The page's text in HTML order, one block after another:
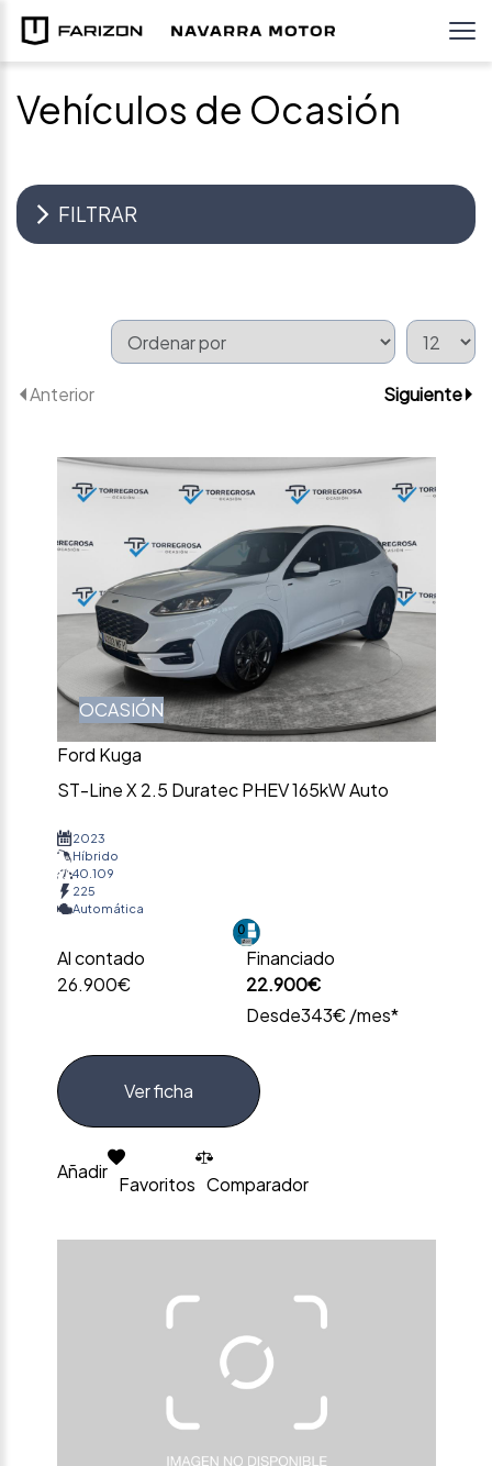
Vehículos de Ocasión
FILTRAR
Anterior Siguiente
OCASIÓN
Ford Kuga
ST-Line X 2.5 Duratec PHEV 165kW Auto
2023
Híbrido
40.109
225
Automática
Al contado
26.900€
Financiado
22.900€
Desde343€ /mes*
Ver ficha
Añadir
Favoritos Comparador